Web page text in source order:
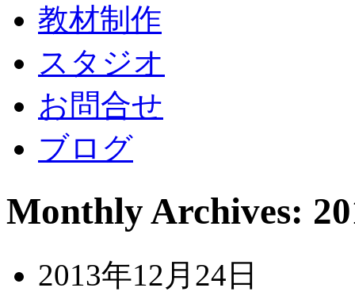
教材制作
スタジオ
お問合せ
ブログ
Monthly Archives:
2013年12月24日